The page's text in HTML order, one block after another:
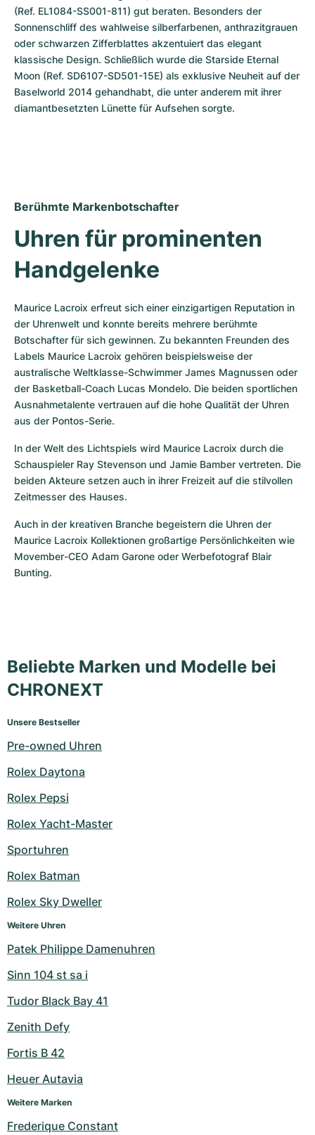
(Ref. EL1084-SS001-811) gut beraten. Besonders der
Sonnenschliff des wahlweise silberfarbenen, anthrazitgrauen
oder schwarzen Zifferblattes akzentuiert das elegant
klassische Design. Schließlich wurde die Starside Eternal
Moon (Ref. SD6107-SD501-15E) als exklusive Neuheit auf der
Baselworld 2014 gehandhabt, die unter anderem mit ihrer
diamantbesetzten Lünette für Aufsehen sorgte.
Berühmte Markenbotschafter
Uhren für prominenten
Handgelenke
Maurice Lacroix erfreut sich einer einzigartigen Reputation in
der Uhrenwelt und konnte bereits mehrere berühmte
Botschafter für sich gewinnen. Zu bekannten Freunden des
Labels Maurice Lacroix gehören beispielsweise der
australische Weltklasse-Schwimmer James Magnussen oder
der Basketball-Coach Lucas Mondelo. Die beiden sportlichen
Ausnahmetalente vertrauen auf die hohe Qualität der Uhren
aus der Pontos-Serie.
In der Welt des Lichtspiels wird Maurice Lacroix durch die
Schauspieler Ray Stevenson und Jamie Bamber vertreten. Die
beiden Akteure setzen auch in ihrer Freizeit auf die stilvollen
Zeitmesser des Hauses.
Auch in der kreativen Branche begeistern die Uhren der
Maurice Lacroix Kollektionen großartige Persönlichkeiten wie
Movember-CEO Adam Garone oder Werbefotograf Blair
Bunting.
Beliebte Marken und Modelle bei
CHRONEXT
Unsere Bestseller
Pre-owned Uhren
Rolex Daytona
Rolex Pepsi
Rolex Yacht-Master
Sportuhren
Rolex Batman
Rolex Sky Dweller
Weitere Uhren
Patek Philippe Damenuhren
Sinn 104 st sa i
Tudor Black Bay 41
Zenith Defy
Fortis B 42
Heuer Autavia
Weitere Marken
Frederique Constant